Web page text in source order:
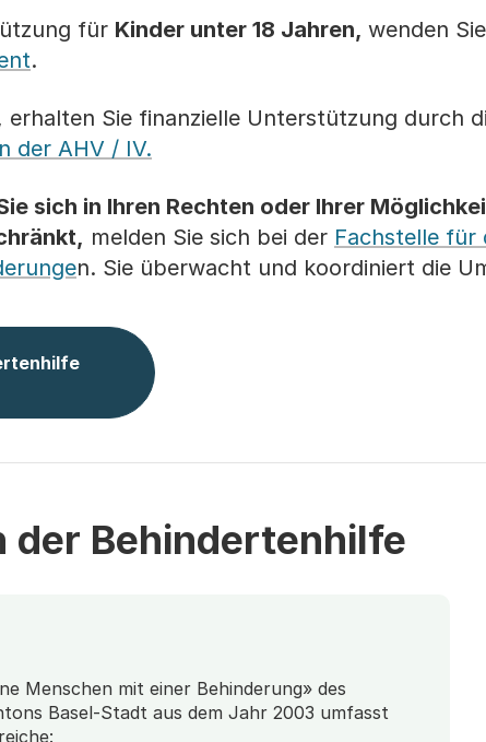
für Kinder unter 18 Jahren, wenden
.
erhalten Sie finanzielle Unterstützung durch
der AHV / IV.
sich in Ihren Rechten oder Ihrer
melden Sie sich bei der Fachstelle für
n. Sie überwacht und koordiniert die
der Behindertenhilfe
Menschen mit einer Behinderung» des
Basel-Stadt aus dem Jahr 2003 umfasst